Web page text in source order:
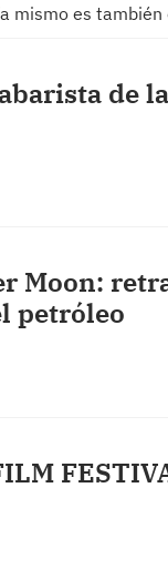
mismo es
de
Moon:
petróleo